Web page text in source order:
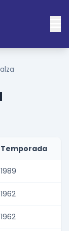
Temporada
1989
1962
1962